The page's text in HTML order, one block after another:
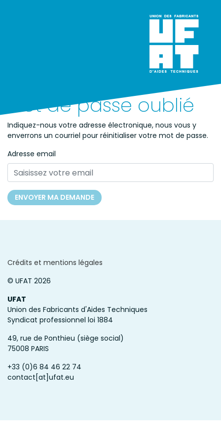
Mot de passe oublié
Indiquez-nous votre adresse électronique, nous vous y
enverrons un courriel pour réinitialiser votre mot de passe.
Adresse email
ENVOYER MA DEMANDE
Crédits et mentions légales
© UFAT 2026
UFAT
Union des Fabricants d'Aides Techniques
Syndicat professionnel loi 1884
49, rue de Ponthieu (siège social)
75008 PARIS
+33 (0)6 84 46 22 74
contact[at]ufat.eu